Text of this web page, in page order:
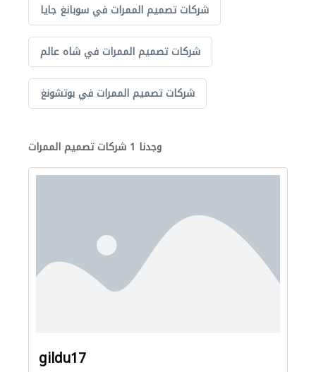
شركات تصميم الممرات في سوبانغ جايا
شركات تصميم الممرات في شاه عالم
شركات تصميم الممرات في بوتشونغ
وجدنا 1 شركات تصميم الممرات
gildu17